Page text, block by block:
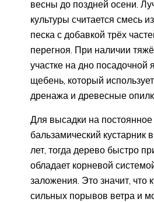
весны до поздней осени.
культуры считается смесь
песка с добавкой трёх
перегноя. При наличии
участке на дно
щебень, который
дренажа и древесные
Для высадки на
бальзамический кустарник
лет, тогда дерево быстро
обладает корневой
заложения. Это значит, что
сильных порывов ветра и